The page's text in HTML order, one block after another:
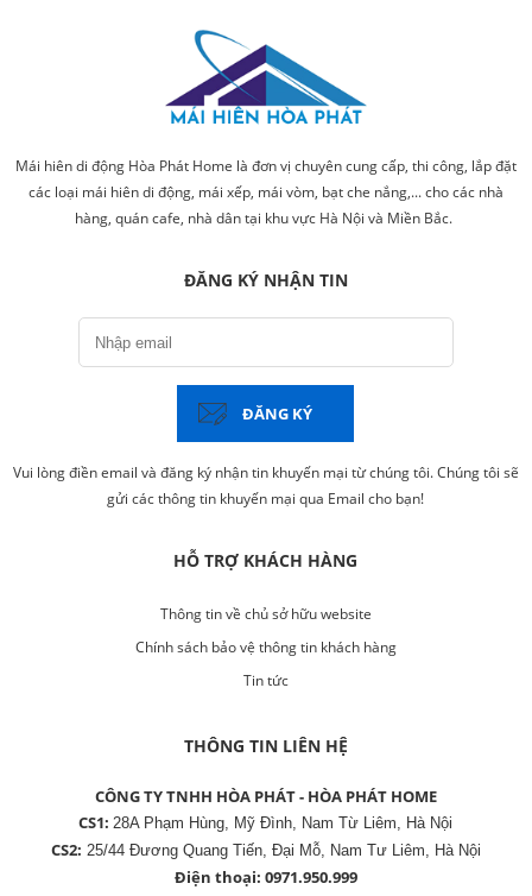
Mái hiên di động Hòa Phát Home là đơn vị chuyên cung cấp, thi công, lắp đặt
các loại mái hiên di động, mái xếp, mái vòm, bạt che nắng,... cho các nhà
hàng, quán cafe, nhà dân tại khu vực Hà Nội và Miền Bắc.
ĐĂNG KÝ NHẬN TIN
ĐĂNG KÝ
Vui lòng điền email và đăng ký nhận tin khuyến mại từ chúng tôi. Chúng tôi sẽ
gửi các thông tin khuyến mại qua Email cho bạn!
HỖ TRỢ KHÁCH HÀNG
Thông tin về chủ sở hữu website
Chính sách bảo vệ thông tin khách hàng
Tin tức
THÔNG TIN LIÊN HỆ
CÔNG TY TNHH HÒA PHÁT - HÒA PHÁT HOME
CS1:28A Phạm Hùng, Mỹ Đình, Nam Từ Liêm, Hà Nội
CS2: 25/44 Đương Quang Tiến, Đại Mỗ, Nam Tư Liêm, Hà Nội
Điện thoại: 0971.950.999